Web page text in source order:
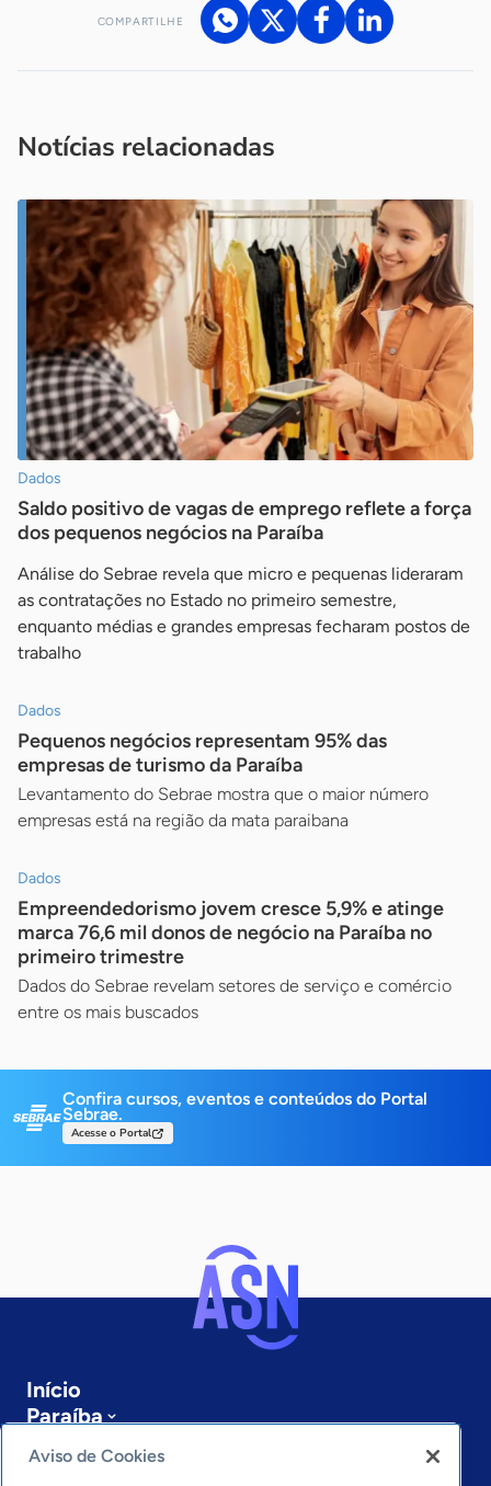
COMPARTILHE
Notícias relacionadas
Dados
Saldo positivo de vagas de emprego reflete a força
dos pequenos negócios na Paraíba
Análise do Sebrae revela que micro e pequenas lideraram
as contratações no Estado no primeiro semestre,
enquanto médias e grandes empresas fecharam postos de
trabalho
Dados
Pequenos negócios representam 95% das
empresas de turismo da Paraíba
Levantamento do Sebrae mostra que o maior número
empresas está na região da mata paraibana
Dados
Empreendedorismo jovem cresce 5,9% e atinge
marca 76,6 mil donos de negócio na Paraíba no
primeiro trimestre
Dados do Sebrae revelam setores de serviço e comércio
entre os mais buscados
Confira cursos, eventos e conteúdos do Portal
Sebrae.
Acesse o Portal
Início
Paraíba
Sobre a ASN
Últimas notícias
Aviso de Cookies